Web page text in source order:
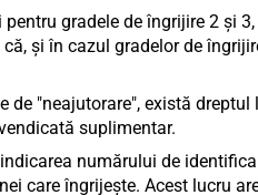
gradele de îngrijire 2 și
și în cazul gradelor de
"neajutorare", există
suplimentar.
numărului de
care îngrijește. Acest lucru